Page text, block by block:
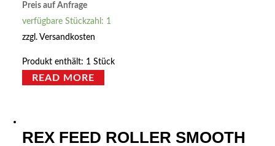
Preis auf Anfrage
verfügbare Stückzahl: 1
zzgl.Versandkosten
Produkt enthält: 1Stück
READ MORE
REX FEED ROLLER SMOOTH